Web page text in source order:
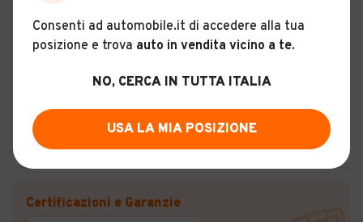
23
1.0 Edition Plus
Luglio 2024
21.131 km
Benzina - Euro 6
Descrizione
Certificazioni e Garanzie
Consenti ad automobile.it di accedere alla tua
posizione e trova auto in vendita vicino a te.
NO, CERCA IN TUTTA ITALIA
USA LA MIA POSIZIONE